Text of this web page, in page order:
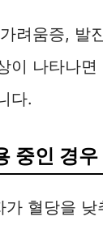
려움증, 발
이 나타나
다.
중인 경우
가 혈당을 낮